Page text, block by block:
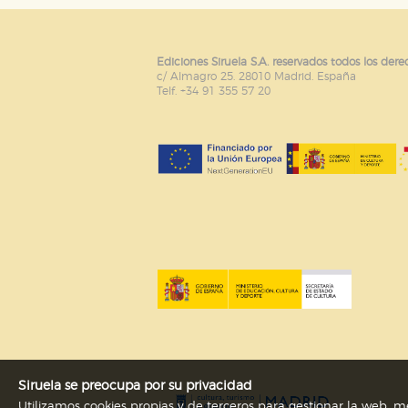
Ediciones Siruela S.A. reservados todos los
c/ Almagro 25. 28010 Madrid. España
Telf. +34 91 355 57 20
Siruela se preocupa por su privacidad